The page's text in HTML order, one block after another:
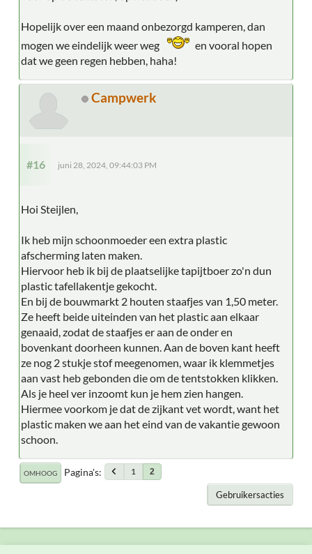
Hopelijk over een maand onbezorgd kamperen, dan
mogen we eindelijk weer weg
en vooral hopen
dat we geen regen hebben, haha!
Campwerk
#16 juni 28, 2024, 09:44:03 PM
Hoi Steijlen,
Ik heb mijn schoonmoeder een extra plastic
afscherming laten maken.
Hiervoor heb ik bij de plaatselijke tapijtboer zo'n dun
plastic tafellakentje gekocht.
En bij de bouwmarkt 2 houten staafjes van 1,50 meter.
Ze heeft beide uiteinden van het plastic aan elkaar
genaaid, zodat de staafjes er aan de onder en
bovenkant doorheen kunnen. Aan de boven kant heeft
ze nog 2 stukje stof meegenomen, waar ik klemmetjes
aan vast heb gebonden die om de tentstokken klikken.
Als je heel ver inzoomt kun je hem zien hangen.
Hiermee voorkom je dat de zijkant vet wordt, want het
plastic maken we aan het eind van de vakantie gewoon
schoon.
OMHOOG Pagina's 1 2
Gebruikersacties